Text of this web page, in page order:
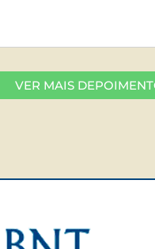
VER MAIS